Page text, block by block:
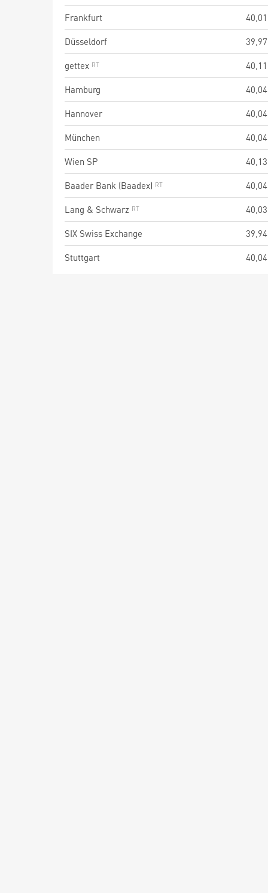
Frankfurt
40,01
Düsseldorf
39,97
gettex
40,11
Hamburg
40,04
Hannover
40,04
München
40,04
Wien SP
40,13
Baader Bank (Baadex)
40,04
Lang & Schwarz
40,03
SIX Swiss Exchange
39,94
Stuttgart
40,04